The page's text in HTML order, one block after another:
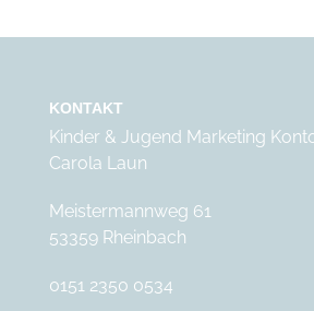
KONTAKT
Kinder & Jugend Marketing
Carola Laun
Meistermannweg 61
53359 Rheinbach
0151 2350 0534